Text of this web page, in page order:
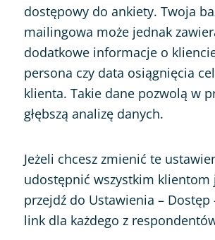
dostępowy do ankiety. Twoja
mailingowa może jednak
dodatkowe informacje o
persona czy data osiągnięcia
klienta. Takie dane pozwolą w
głębszą analizę danych.
Jeżeli chcesz zmienić te
udostępnić wszystkim klientom
przejdź do Ustawienia – Dostęp
link dla każdego z